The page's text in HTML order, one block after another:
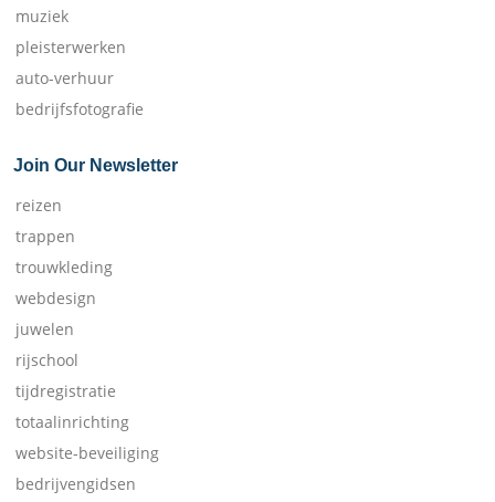
muziek
pleisterwerken
auto-verhuur
bedrijfsfotografie
Join Our Newsletter
reizen
trappen
trouwkleding
webdesign
juwelen
rijschool
tijdregistratie
totaalinrichting
website-beveiliging
bedrijvengidsen